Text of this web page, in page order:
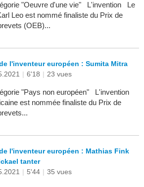
"Oeuvre d'une vie" L'invention Le
Leo est nommé finaliste du Prix de
(OEB)...
l'inventeur européen : Sumita Mitra
| 6'18 | 23 vues
"Pays non européen" L'invention
est nommée finaliste du Prix de
l'inventeur européen : Mathias Fink
tanter
| 5'44 | 35 vues